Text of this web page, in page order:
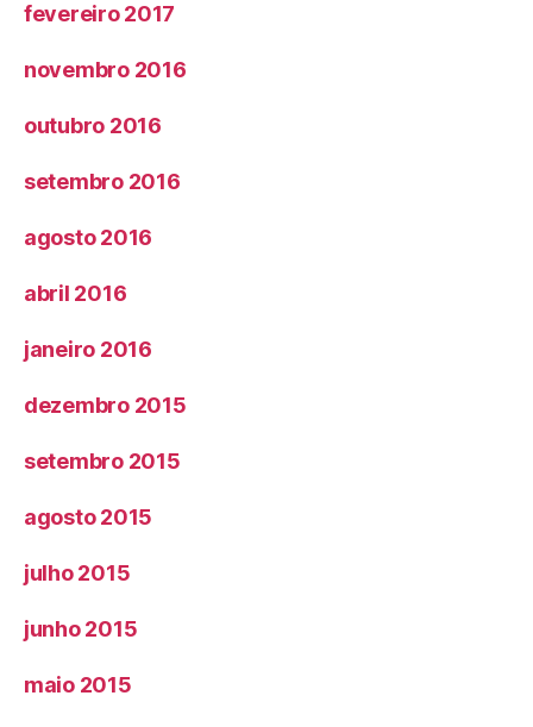
fevereiro 2017
novembro 2016
outubro 2016
setembro 2016
agosto 2016
abril 2016
janeiro 2016
dezembro 2015
setembro 2015
agosto 2015
julho 2015
junho 2015
maio 2015